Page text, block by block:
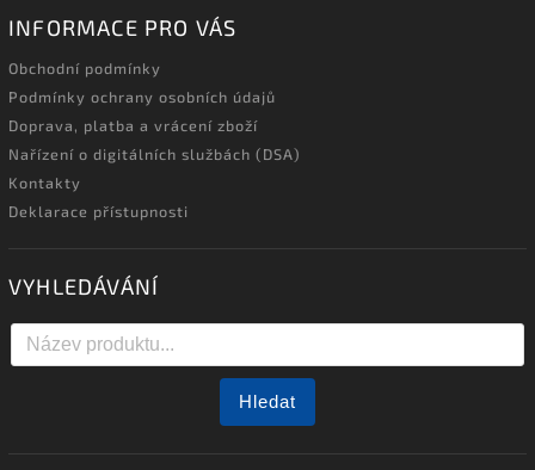
INFORMACE PRO VÁS
Obchodní podmínky
Podmínky ochrany osobních údajů
Doprava, platba a vrácení zboží
Nařízení o digitálních službách (DSA)
Kontakty
Deklarace přístupnosti
VYHLEDÁVÁNÍ
Hledat